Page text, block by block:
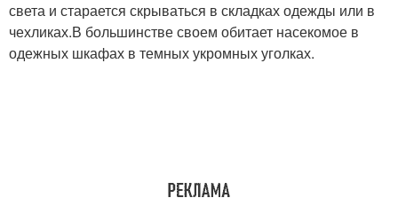
света и старается скрываться в складках одежды или в
чехликах.В большинстве своем обитает насекомое в
одежных шкафах в темных укромных уголках.